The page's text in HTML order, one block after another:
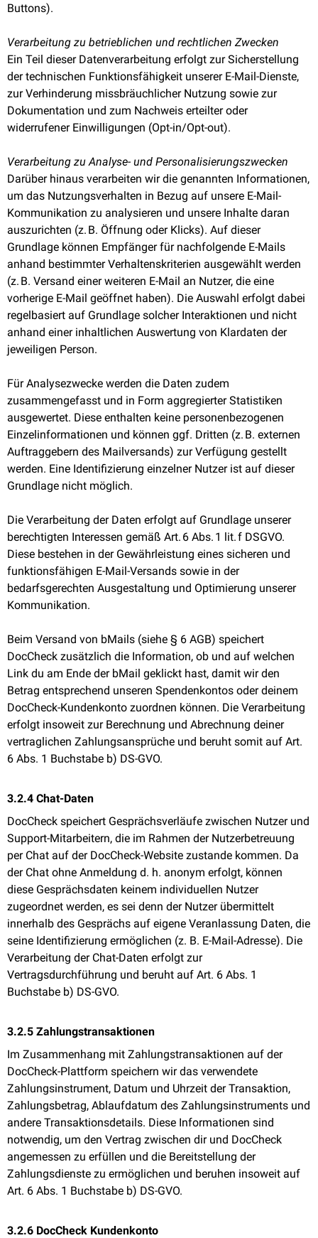
Buttons).
Verarbeitung zu betrieblichen und rechtlichen Zwecken
Ein Teil dieser Datenverarbeitung erfolgt zur Sicherstellung
der technischen Funktionsfähigkeit unserer E-Mail-Dienste,
zur Verhinderung missbräuchlicher Nutzung sowie zur
Dokumentation und zum Nachweis erteilter oder
widerrufener Einwilligungen (Opt-in/Opt-out).
Verarbeitung zu Analyse- und Personalisierungszwecken
Darüber hinaus verarbeiten wir die genannten Informationen,
um das Nutzungsverhalten in Bezug auf unsere E-Mail-
Kommunikation zu analysieren und unsere Inhalte daran
auszurichten (z. B. Öffnung oder Klicks). Auf dieser
Grundlage können Empfänger für nachfolgende E-Mails
anhand bestimmter Verhaltenskriterien ausgewählt werden
(z. B. Versand einer weiteren E-Mail an Nutzer, die eine
vorherige E-Mail geöffnet haben). Die Auswahl erfolgt dabei
regelbasiert auf Grundlage solcher Interaktionen und nicht
anhand einer inhaltlichen Auswertung von Klardaten der
jeweiligen Person.
Für Analysezwecke werden die Daten zudem
zusammengefasst und in Form aggregierter Statistiken
ausgewertet. Diese enthalten keine personenbezogenen
Einzelinformationen und können ggf. Dritten (z. B. externen
Auftraggebern des Mailversands) zur Verfügung gestellt
werden. Eine Identifizierung einzelner Nutzer ist auf dieser
Grundlage nicht möglich.
Die Verarbeitung der Daten erfolgt auf Grundlage unserer
berechtigten Interessen gemäß Art. 6 Abs. 1 lit. f DSGVO.
Diese bestehen in der Gewährleistung eines sicheren und
funktionsfähigen E-Mail-Versands sowie in der
bedarfsgerechten Ausgestaltung und Optimierung unserer
Kommunikation.
Beim Versand von bMails (siehe § 6 AGB) speichert
DocCheck zusätzlich die Information, ob und auf welchen
Link du am Ende der bMail geklickt hast, damit wir den
Betrag entsprechend unseren Spendenkontos oder deinem
DocCheck-Kundenkonto zuordnen können. Die Verarbeitung
erfolgt insoweit zur Berechnung und Abrechnung deiner
vertraglichen Zahlungsansprüche und beruht somit auf Art.
6 Abs. 1 Buchstabe b) DS-GVO.
3.2.4 Chat-Daten
DocCheck speichert Gesprächsverläufe zwischen Nutzer und
Support-Mitarbeitern, die im Rahmen der Nutzerbetreuung
per Chat auf der DocCheck-Website zustande kommen. Da
der Chat ohne Anmeldung d. h. anonym erfolgt, können
diese Gesprächsdaten keinem individuellen Nutzer
zugeordnet werden, es sei denn der Nutzer übermittelt
innerhalb des Gesprächs auf eigene Veranlassung Daten, die
seine Identifizierung ermöglichen (z. B. E-Mail-Adresse). Die
Verarbeitung der Chat-Daten erfolgt zur
Vertragsdurchführung und beruht auf Art. 6 Abs. 1
Buchstabe b) DS-GVO.
3.2.5 Zahlungstransaktionen
Im Zusammenhang mit Zahlungstransaktionen auf der
DocCheck-Plattform speichern wir das verwendete
Zahlungsinstrument, Datum und Uhrzeit der Transaktion,
Zahlungsbetrag, Ablaufdatum des Zahlungsinstruments und
andere Transaktionsdetails. Diese Informationen sind
notwendig, um den Vertrag zwischen dir und DocCheck
angemessen zu erfüllen und die Bereitstellung der
Zahlungsdienste zu ermöglichen und beruhen insoweit auf
Art. 6 Abs. 1 Buchstabe b) DS-GVO.
3.2.6 DocCheck Kundenkonto